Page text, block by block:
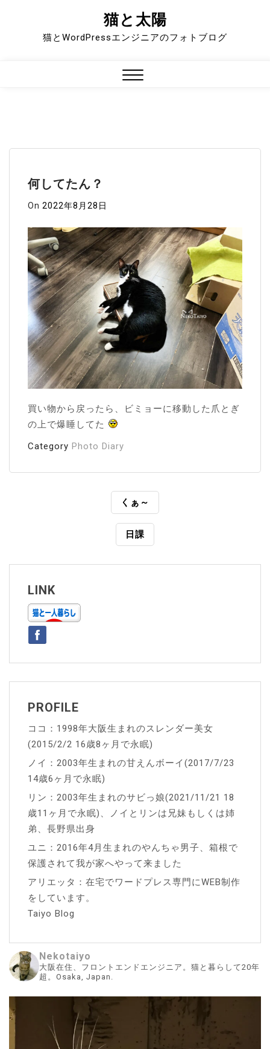
猫と太陽
猫とWordPressエンジニアのフォトブログ
何してたん？
On 2022年8月28日
買い物から戻ったら、ビミョーに移動した爪とぎ
の上で爆睡してた
Category Photo Diary
ビ
ゲ
ー
シ
ョ
ン
くぁ～
日課
LINK
PROFILE
ココ：1998年大阪生まれのスレンダー美女
(2015/2/2 16歳8ヶ月で永眠)
ノイ：2003年生まれの甘えんボーイ(2017/7/23
14歳6ヶ月で永眠)
リン：2003年生まれのサビっ娘(2021/11/21 18
歳11ヶ月で永眠)、ノイとリンは兄妹もしくは姉
弟、長野県出身
ユニ：2016年4月生まれのやんちゃ男子、箱根で
保護されて我が家へやって来ました
アリエッタ：在宅でワードプレス専門にWEB制作
をしています。
Taiyo Blog
Nekotaiyo
大阪在住、フロントエンドエンジニア。猫と暮らして20年
超。Osaka, Japan.